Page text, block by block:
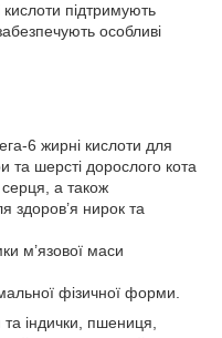
підтримують
особливі
6 жирні кислоти для
та шерсті дорослого кота
а також
здоров’я нирок та
м’язової маси
фізичної форми.
та індички, пшениця,